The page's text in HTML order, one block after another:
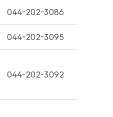
044-202-3086
044-202-3095
044-202-3092